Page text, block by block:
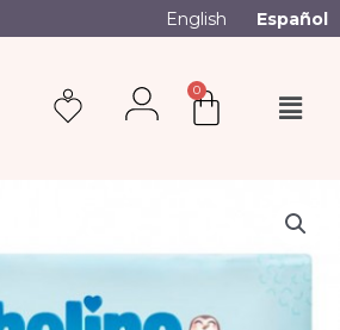
English Español
0